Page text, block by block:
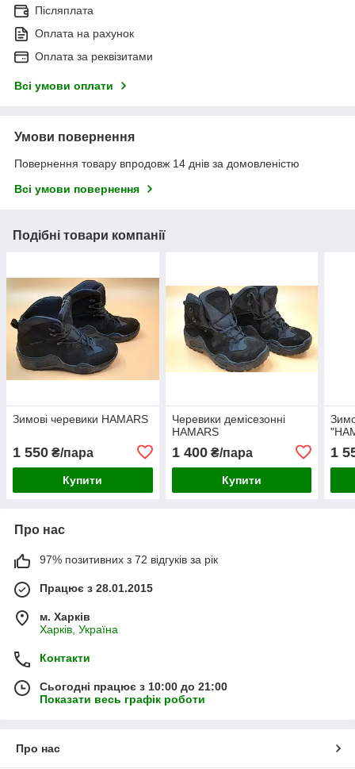
Післяплата
Оплата на рахунок
Оплата за реквізитами
Всі умови оплати
Умови повернення
Повернення товару впродовж 14 днів за домовленістю
Всі умови повернення
Подібні товари компанії
Зимові черевики HAMARS
1 550 ₴/пара
Купити
Черевики демісезонні
HAMARS
1 400₴/пара
Купити
1
Про нас
97% позитивних з 72 відгуків за рік
Працює з 28.01.2015
м. Харків
Харків, Україна
Контакти
Сьогодні працює з 10:00 до 21:00
Показати весь графік роботи
Про нас